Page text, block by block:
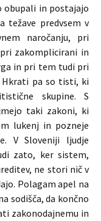
obupali in postajajo
težave predvsem v
naročanju, pri
zakomplicirani in
in pri tem tudi pri
Hkrati pa so tisti, ki
skupine. S
taki zakoni, ki
lukenj in pozneje
V Sloveniji ljudje
zato, ker sistem,
ne stori nič v
Polagam apel na
sodišča, da končno
zakonodajnemu in